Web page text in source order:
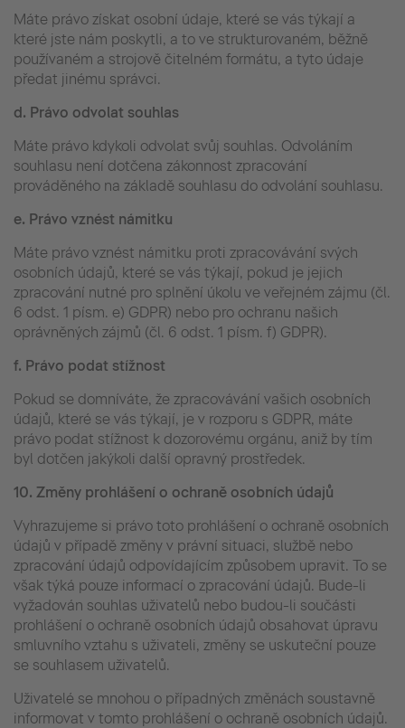
Máte právo získat osobní údaje, které se vás týkají a
které jste nám poskytli, a to ve strukturovaném, běžně
používaném a strojově čitelném formátu, a tyto údaje
předat jinému správci.
d. Právo odvolat souhlas
Máte právo kdykoli odvolat svůj souhlas. Odvoláním
souhlasu není dotčena zákonnost zpracování
prováděného na základě souhlasu do odvolání souhlasu.
e. Právo vznést námitku
Máte právo vznést námitku proti zpracovávání svých
osobních údajů, které se vás týkají, pokud je jejich
zpracování nutné pro splnění úkolu ve veřejném zájmu (čl.
6 odst. 1 písm. e) GDPR) nebo pro ochranu našich
oprávněných zájmů (čl. 6 odst. 1 písm. f) GDPR).
f. Právo podat stížnost
Pokud se domníváte, že zpracovávání vašich osobních
údajů, které se vás týkají, je v rozporu s GDPR, máte
právo podat stížnost k dozorovému orgánu, aniž by tím
byl dotčen jakýkoli další opravný prostředek.
10. Změny prohlášení o ochraně osobních údajů
Vyhrazujeme si právo toto prohlášení o ochraně osobních
údajů v případě změny v právní situaci, službě nebo
zpracování údajů odpovídajícím způsobem upravit. To se
však týká pouze informací o zpracování údajů. Bude-li
vyžadován souhlas uživatelů nebo budou-li součásti
prohlášení o ochraně osobních údajů obsahovat úpravu
smluvního vztahu s uživateli, změny se uskuteční pouze
se souhlasem uživatelů.
Uživatelé se mnohou o případných změnách soustavně
informovat v tomto prohlášení o ochraně osobních údajů.